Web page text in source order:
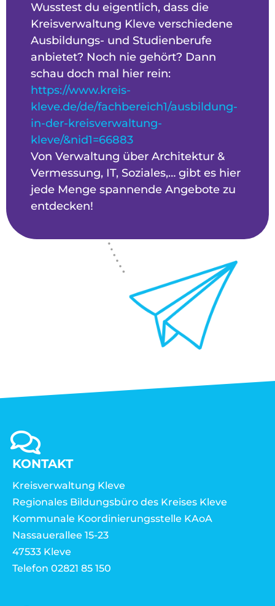
Wusstest du eigentlich, dass die
Kreisverwaltung Kleve verschiedene
Ausbildungs- und Studienberufe
anbietet? Noch nie gehört? Dann
schau doch mal hier rein:
https://www.kreis-
kleve.de/de/fachbereich1/ausbildung-
in-der-kreisverwaltung-
kleve/&nid1=66883
Von Verwaltung über Architektur &
Vermessung, IT, Soziales,… gibt es hier
jede Menge spannende Angebote zu
entdecken!
KONTAKT
Kreisverwaltung Kleve
Regionales Bildungsbüro des Kreises Kleve
Kommunale Koordinierungsstelle KAoA
Nassauerallee 15-23
47533 Kleve
Telefon 02821 85 150